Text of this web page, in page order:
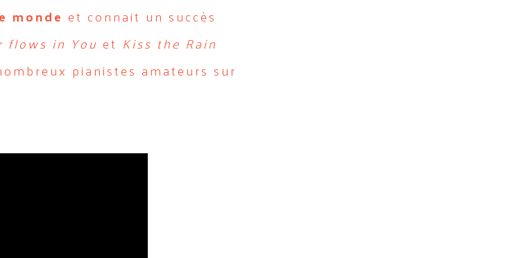
monde et connait un succès
flows in You et Kiss the Rain
pianistes amateurs sur